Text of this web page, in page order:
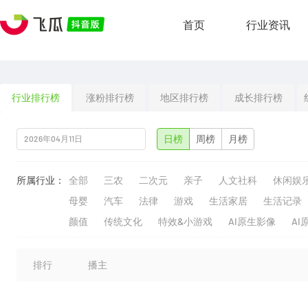
首页 行业资讯
行业排行榜 涨粉排行榜 地区排行榜 成长排行榜
日榜 周榜 月榜
所属行业： 全部 三农 二次元 亲子 人文社科
休闲娱
母婴
汽车 法律 游戏 生活家居
生活记录
颜值
传统文化 特效&小游戏 AI原生影像 AI
排行 播主